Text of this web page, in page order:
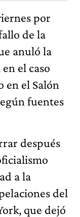
por
de la
anuló la
el caso
en el Salón
fuentes
después
a la
del
que dejó